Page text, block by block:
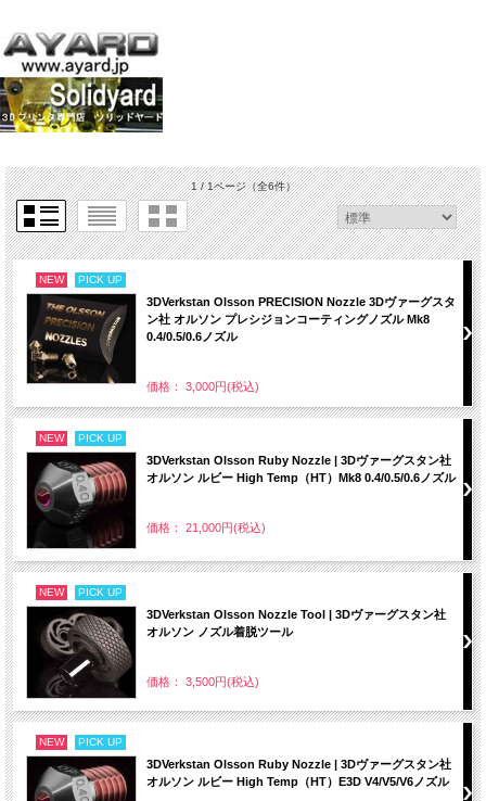
1 / 1ページ（全6件）
NEW PICK UP
3DVerkstan Olsson PRECISION Nozzle 3Dヴァーグスタ
ン社 オルソン プレシジョンコーティングノズル Mk8
0.4/0.5/0.6ノズル
価格： 3,000円(税込)
NEW PICK UP
3DVerkstan Olsson Ruby Nozzle | 3Dヴァーグスタン社
オルソン ルビー High Temp（HT）Mk8 0.4/0.5/0.6ノズル
価格： 21,000円(税込)
NEW PICK UP
3DVerkstan Olsson Nozzle Tool | 3Dヴァーグスタン社
オルソン ノズル着脱ツール
価格： 3,500円(税込)
NEW PICK UP
3DVerkstan Olsson Ruby Nozzle | 3Dヴァーグスタン社
オルソン ルビー High Temp（HT）E3D V4/V5/V6ノズル